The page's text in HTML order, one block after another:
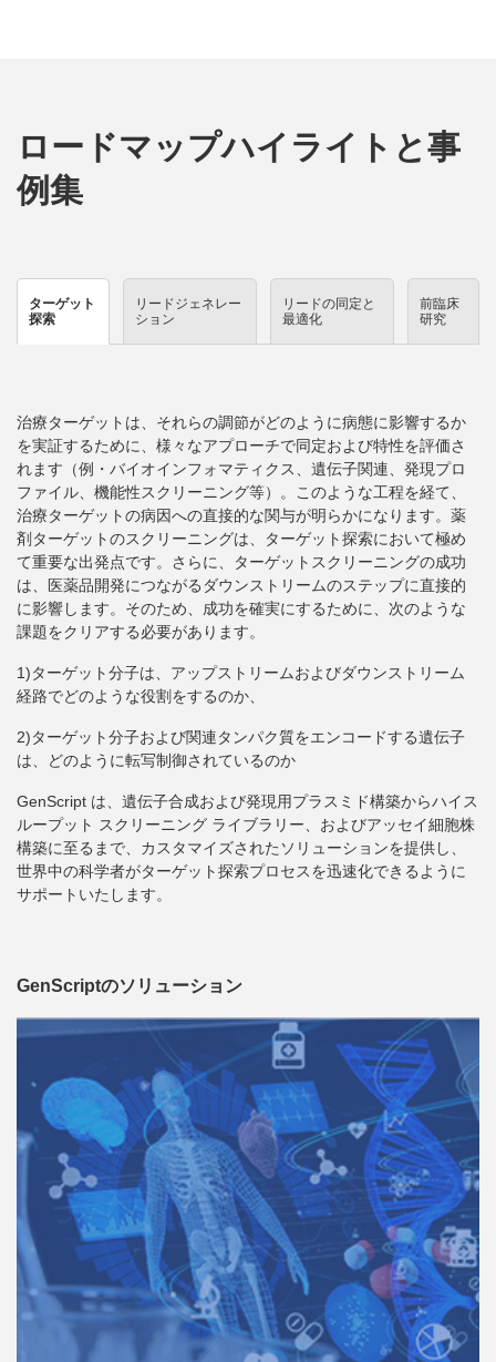
ロードマップハイライトと事
例集
ターゲット
探索
リードジェネレー
ション
リードの同定と
最適化
前臨床
研究
治療ターゲットは、それらの調節がどのように病態に影響するか
を実証するために、様々なアプローチで同定および特性を評価さ
れます（例・バイオインフォマティクス、遺伝子関連、発現プロ
ファイル、機能性スクリーニング等）。このような工程を経て、
治療ターゲットの病因への直接的な関与が明らかになります。薬
剤ターゲットのスクリーニングは、ターゲット探索において極め
て重要な出発点です。さらに、ターゲットスクリーニングの成功
は、医薬品開発につながるダウンストリームのステップに直接的
に影響します。そのため、成功を確実にするために、次のような
課題をクリアする必要があります。
1)ターゲット分子は、アップストリームおよびダウンストリーム
経路でどのような役割をするのか、
2)ターゲット分子および関連タンパク質をエンコードする遺伝子
は、どのように転写制御されているのか
GenScript は、遺伝子合成および発現用プラスミド構築からハイス
ループット スクリーニング ライブラリー、およびアッセイ細胞株
構築に至るまで、カスタマイズされたソリューションを提供し、
世界中の科学者がターゲット探索プロセスを迅速化できるように
サポートいたします。
GenScriptのソリューション